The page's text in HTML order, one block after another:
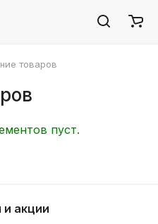
товаров
пуст.
и акции